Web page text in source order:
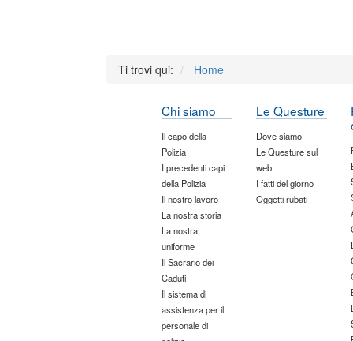
Ti trovi qui: Home
Chi siamo
Il capo della
Polizia
I precedenti capi
della Polizia
Il nostro lavoro
La nostra storia
La nostra
uniforme
Il Sacrario dei
Caduti
Il sistema di
assistenza per il
personale di
Le Questure
Dove siamo
Le Questure sul
web
I fatti del giorno
Oggetti rubati